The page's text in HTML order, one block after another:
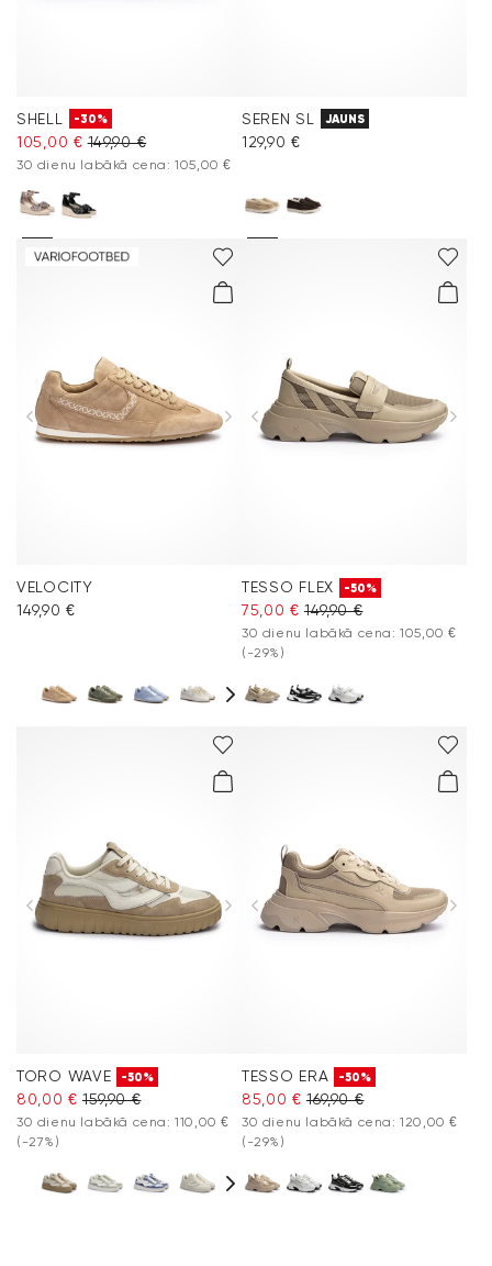
SHELL -30%
105,00 € 149,90 €
30 dienu labākā cena: 105,00 €
SEREN SL JAUNS
129,90 €
VELOCITY
149,90 €
TESSO FLEX -50%
75,00 € 149,90 €
30 dienu labākā cena: 105,00 €
(-29%)
TORO WAVE -50%
80,00 € 159,90 €
30 dienu labākā cena: 110,00 €
(-27%)
TESSO ERA -50%
85,00 € 169,90 €
30 dienu labākā cena: 120,00 €
(-29%)